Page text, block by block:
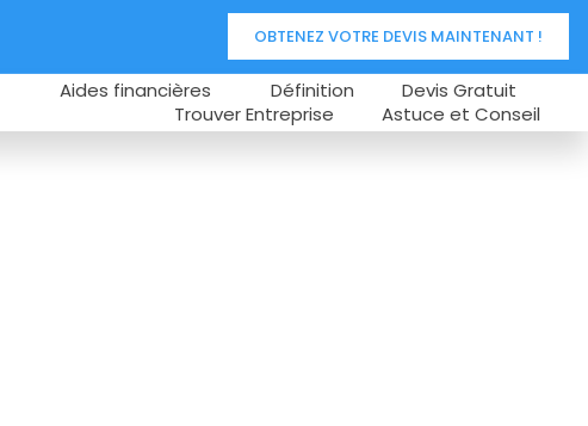
OBTENEZ VOTRE DEVIS MAINTENANT !
Aides financières Définition
Devis Gratuit
Trouver Entreprise
Astuce et Conseil